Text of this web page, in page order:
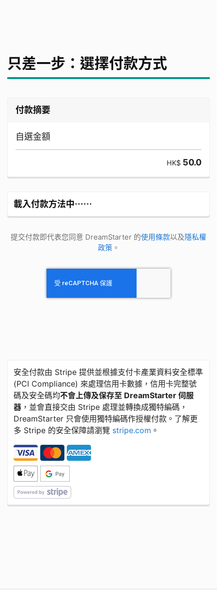
只差一步：選擇付款方式
付款摘要
自選金額
HK$ 50.0
載入付款方法中⋯⋯
提交付款即代表您同意 DreamStarter 的使用條款以及隱私權
政策 。
安全付款由 Stripe 提供並根據支付卡產業資料安全標準
​(​PCI Compliance) 來處理信用卡數據，信用卡完整號
碼及安全碼均不會上傳及保存至 DreamStarter 伺服
器 ，並會直接交由 Stripe 處理並轉換成獨特編碼，
DreamStarter 只會使用獨特編碼作授權付款。了解更
多 Stripe 的安全保障請瀏覽 stripe.com 。